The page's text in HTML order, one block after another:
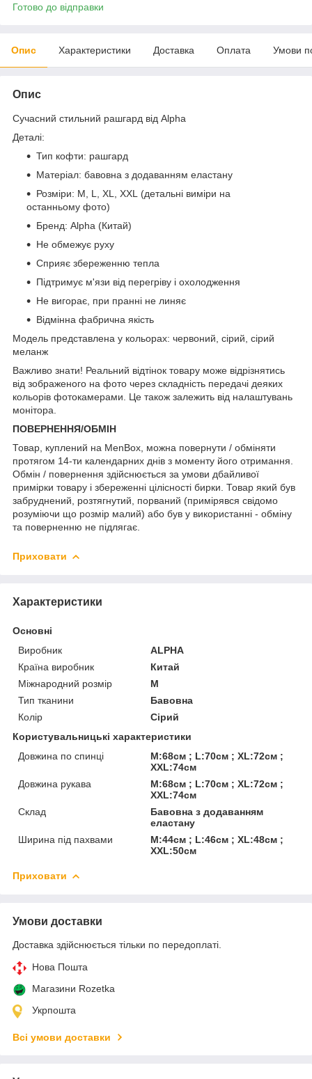
Готово до відправки
Опис Характеристики Доставка Оплата Умови
Опис
Сучасний стильний рашгард від Alpha
Деталі:
Тип кофти: рашгард
Матеріал: бавовна з додаванням еластану
Розміри: M, L, XL, XXL (детальні виміри на
останньому фото)
Бренд: Alpha (Китай)
Не обмежує руху
Сприяє збереженню тепла
Підтримує м'язи від перегріву і охолодження
Не вигорає, при пранні не линяє
Відмінна фабрична якість
Модель представлена ​​у кольорах: червоний, сірий, сірий
меланж
Важливо знати! Реальний відтінок товару може відрізнятись
від зображеного на фото через складність передачі деяких
кольорів фотокамерами. Це також залежить від налаштувань
монітора.
ПОВЕРНЕННЯ/ОБМІН
Товар, куплений на MenBox, можна повернути / обміняти
протягом 14-ти календарних днів з моменту його отримання.
Обмін / повернення здійснюється за умови дбайливої
примірки товару і збереженні цілісності бирки. Товар який був
забруднений, розтягнутий, порваний (примірявся свідомо
розуміючи що розмір малий) або був у використанні - обміну
та поверненню не підлягає.
Приховати
Характеристики
Основні
Виробник
ALPHA
Країна виробник
Китай
Міжнародний розмір
M
Тип тканини
Бавовна
Колір
Сірий
Користувальницькі характеристики
Довжина по спинці
M:68см ; L:70см ; XL:72см ;
XXL:74см
Довжина рукава
M:68см ; L:70см ; XL:72см ;
XXL:74см
Склад
Бавовна з додаванням
еластану
Ширина під пахвами
M:44см ; L:46см ; XL:48см ;
XXL:50см
Приховати
Умови доставки
Доставка здійснюється тільки по передоплаті.
Нова Пошта
Магазини Rozetka
Укрпошта
Всі умови доставки